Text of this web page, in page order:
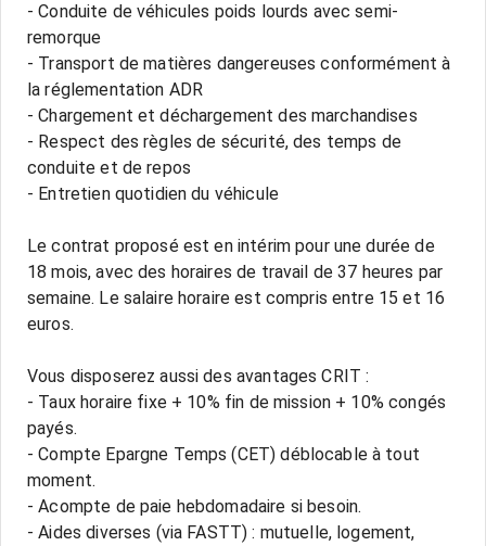
- Conduite de véhicules poids lourds avec semi-
remorque
- Transport de matières dangereuses conformément à
la réglementation ADR
- Chargement et déchargement des marchandises
- Respect des règles de sécurité, des temps de
conduite et de repos
- Entretien quotidien du véhicule
Le contrat proposé est en intérim pour une durée de
18 mois, avec des horaires de travail de 37 heures par
semaine. Le salaire horaire est compris entre 15 et 16
euros.
Vous disposerez aussi des avantages CRIT :
- Taux horaire fixe + 10% fin de mission + 10% congés
payés.
- Compte Epargne Temps (CET) déblocable à tout
moment.
- Acompte de paie hebdomadaire si besoin.
- Aides diverses (via FASTT) : mutuelle, logement,